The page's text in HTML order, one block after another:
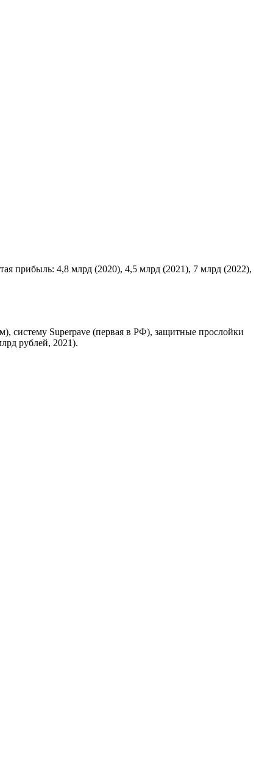
прибыль: 4,8 млрд (2020), 4,5 млрд (2021), 7 млрд (2022),
систему Superpave (первая в РФ), защитные прослойки
рублей, 2021).